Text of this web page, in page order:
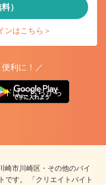
）
ンはこちら＞
利に！／
ドはこちらから
崎市川崎区・その他のバイ
です。 「クリエイトバイト